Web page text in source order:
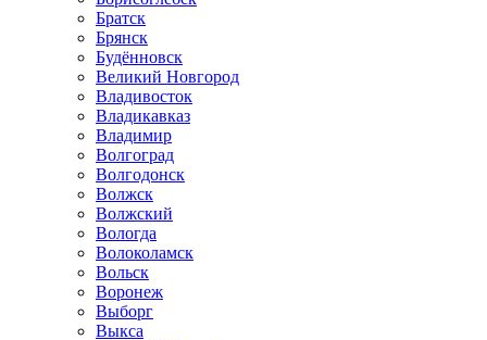
Братск
Брянск
Будённовск
Великий Новгород
Владивосток
Владикавказ
Владимир
Волгоград
Волгодонск
Волжск
Волжский
Вологда
Волоколамск
Вольск
Воронеж
Выборг
Выкса